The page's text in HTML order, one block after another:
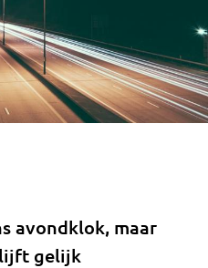
avondklok, maar
gelijk